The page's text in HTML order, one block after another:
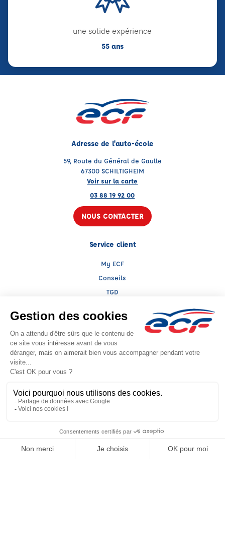
une solide expérience
55 ans
Adresse de l'auto-école
59, Route du Général de Gaulle
67300 SCHILTIGHEIM
Voir sur la carte
03 88 19 92 00
NOUS CONTACTER
Service client
My ECF
Conseils
TGD
Le groupe ECF
Présentation
Trouver une agence
Actualités
Facebook (nouvelle fenêtre)
Instagram (nouvelle fenêtre)
LinkedIn (nouvelle fenêtre)
YouTube (nouvelle fenêtre)
TikTok (nouvelle
Raison sociale : AUTO ECOLE SELLAM - Capital social: 30489€